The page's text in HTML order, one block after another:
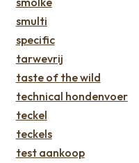
smulti
specific
tarwevrij
taste of the wild
technical hondenvoer
teckel
teckels
test aankoop